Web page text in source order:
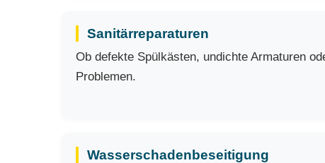
Sanitärreparaturen
Ob defekte Spülkästen, undichte Armaturen
Problemen.
Wasserschadenbeseitigung